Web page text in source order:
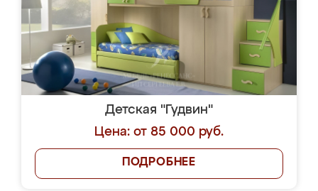
Детская "Гудвин"
Цена: от 85 000 руб.
ПОДРОБНЕЕ